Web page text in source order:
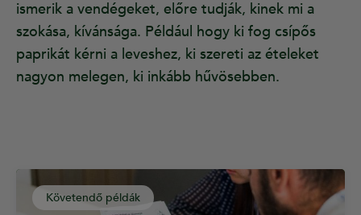
ismerik a vendégeket, előre tudják, kinek mi a
szokása, kívánsága. Például hogy ki fog csípős
paprikát kérni a leveshez, ki szereti az ételeket
nagyon melegen, ki inkább hűvösebben.
Követendő példák